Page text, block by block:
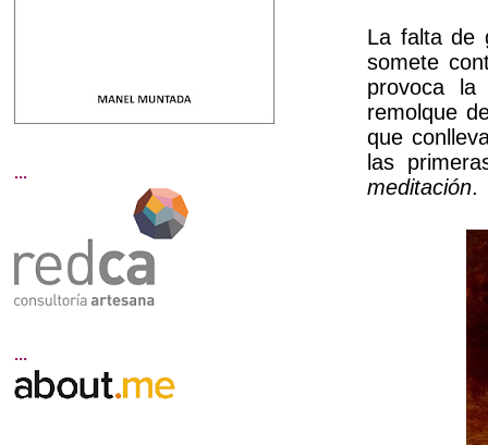
La falta de
somete
provoca
remolque
que
las
meditación.
...
...